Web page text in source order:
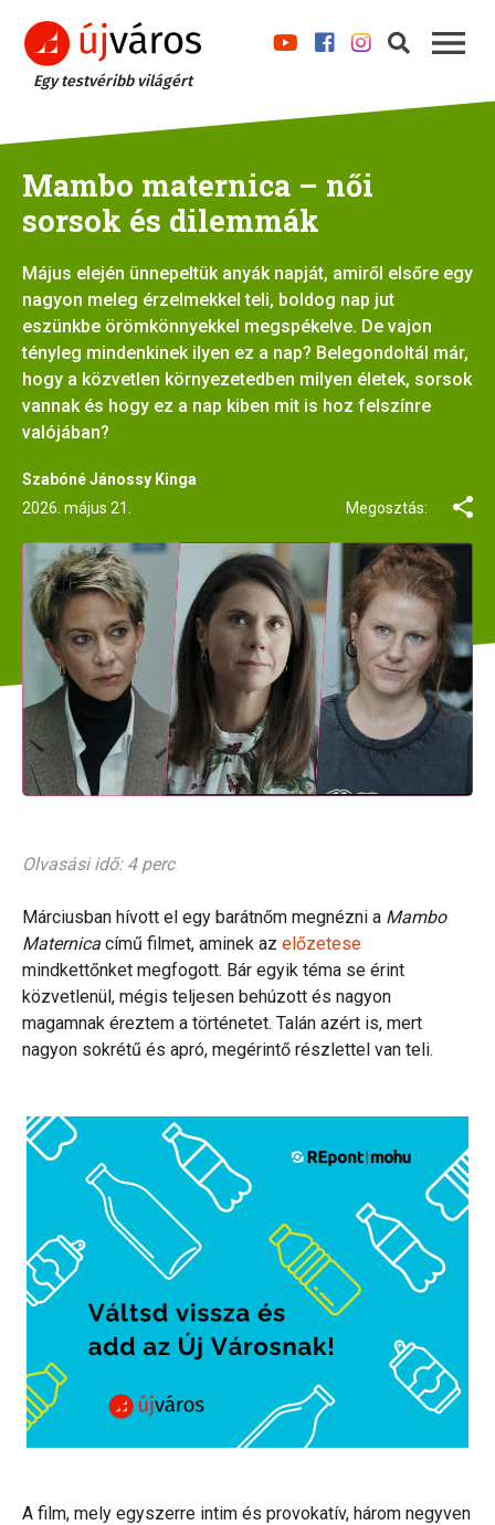
Egy testvéribb világért
Mambo maternica – női
sorsok és dilemmák
Május elején ünnepeltük anyák napját, amiről elsőre egy
nagyon meleg érzelmekkel teli, boldog nap jut
eszünkbe örömkönnyekkel megspékelve. De vajon
tényleg mindenkinek ilyen ez a nap? Belegondoltál már,
hogy a közvetlen környezetedben milyen életek, sorsok
vannak és hogy ez a nap kiben mit is hoz felszínre
valójában?
Szabóné Jánossy Kinga
2026. május 21.
Megosztás:
Olvasási idő: 4 perc
Márciusban hívott el egy barátnőm megnézni a Mambo
Maternica című filmet, aminek az előzetese
mindkettőnket megfogott. Bár egyik téma se érint
közvetlenül, mégis teljesen behúzott és nagyon
magamnak éreztem a történetet. Talán azért is, mert
nagyon sokrétű és apró, megérintő részlettel van teli.
A film, mely egyszerre intim és provokatív, három negyven